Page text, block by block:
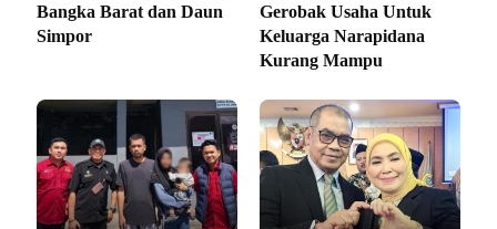
Bangka Barat dan Daun
Simpor
Gerobak Usaha Untuk
Keluarga Narapidana
Kurang Mampu